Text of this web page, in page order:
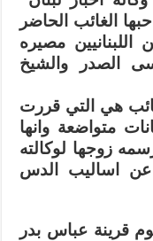
الغائب الحاضر
مصيره
الصدر والشيخ
هي التي قررت
متواضعة وانها
زوجها لوكالته
عن اساليب الدس
قرينة عباس بدر